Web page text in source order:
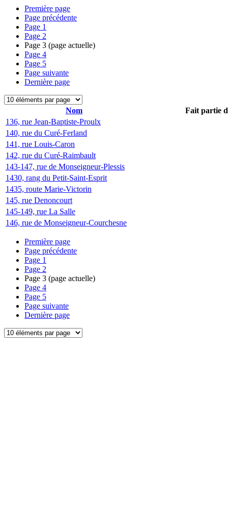
Première page
Page précédente
Page 1
Page 2
Page 3 (page actuelle)
Page 4
Page 5
Page suivante
Dernière page
Nom
Fait partie
136, rue Jean-Baptiste-Proulx
140, rue du Curé-Ferland
141, rue Louis-Caron
142, rue du Curé-Raimbault
143-147, rue de Monseigneur-Plessis
1430, rang du Petit-Saint-Esprit
1435, route Marie-Victorin
145, rue Denoncourt
145-149, rue La Salle
146, rue de Monseigneur-Courchesne
Première page
Page précédente
Page 1
Page 2
Page 3 (page actuelle)
Page 4
Page 5
Page suivante
Dernière page